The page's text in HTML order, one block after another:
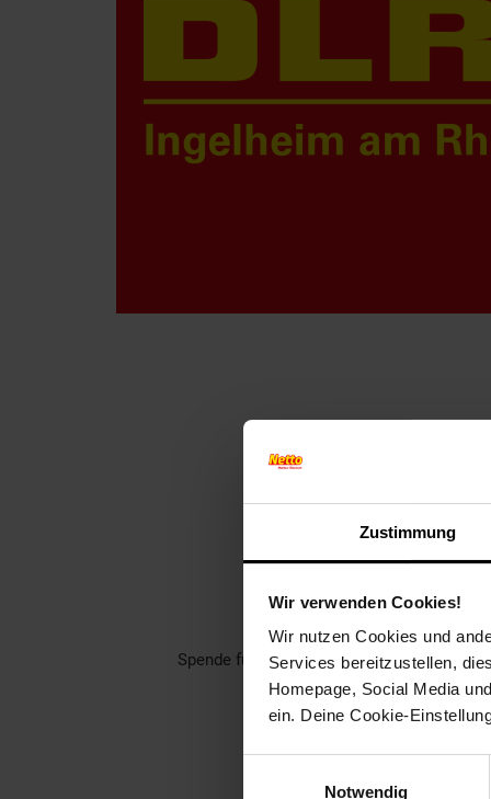
Zustimmung
Wir verwenden Cookies!
Wir nutzen Cookies und
Services bereitzustellen,
Homepage, Social Media
ein. Deine Cookie-
Notwendig
Finde
Unterstütze
Rund 1400 gemeinnützige
Spende für einen Verein in deiner Region,